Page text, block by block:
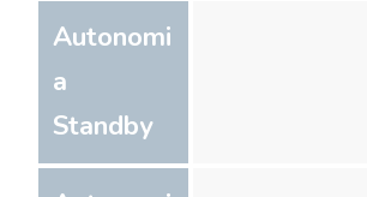
Autonomi
a
Standby